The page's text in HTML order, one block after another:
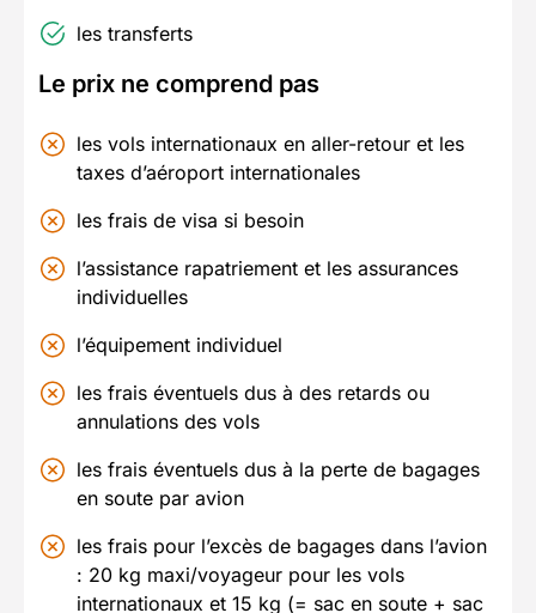
les transferts
Le prix ne comprend pas
les vols internationaux en aller-retour et les
taxes d’aéroport internationales
les frais de visa si besoin
l’assistance rapatriement et les assurances
individuelles
l’équipement individuel
les frais éventuels dus à des retards ou
annulations des vols
les frais éventuels dus à la perte de bagages
en soute par avion
les frais pour l’excès de bagages dans l’avion
: 20 kg maxi/voyageur pour les vols
internationaux et 15 kg (= sac en soute + sac